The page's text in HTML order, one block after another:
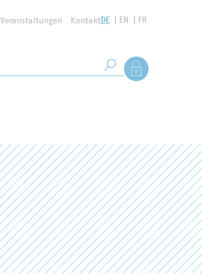
Veranstaltungen KontaktDE EN FR
Suche starten
Als Mitglied